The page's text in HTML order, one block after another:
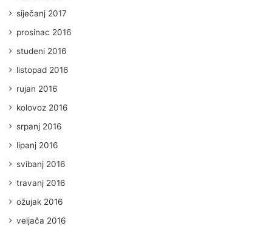
siječanj 2017
prosinac 2016
studeni 2016
listopad 2016
rujan 2016
kolovoz 2016
srpanj 2016
lipanj 2016
svibanj 2016
travanj 2016
ožujak 2016
veljača 2016